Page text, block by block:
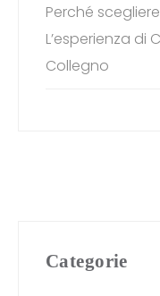
Perché
L’esperienza di
Collegno
Categorie